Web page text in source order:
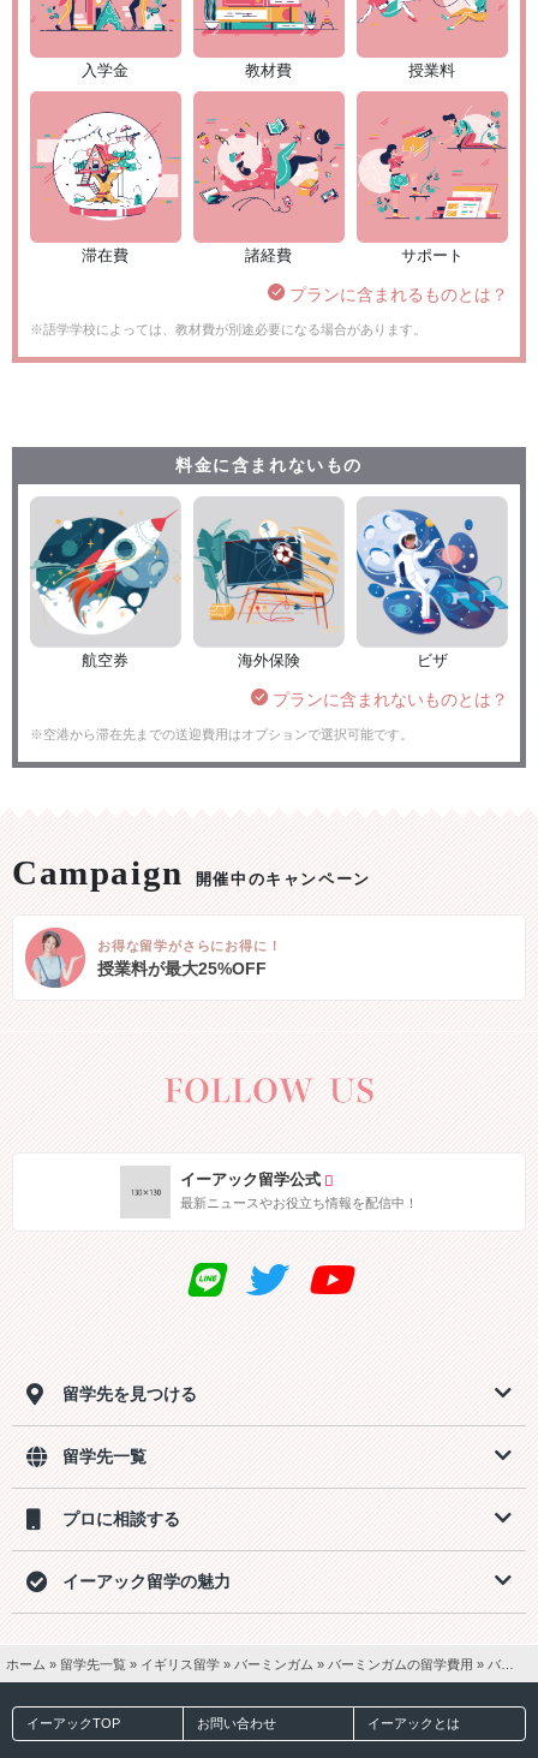
入学金 教材費 授業料
滞在費 諸経費 サポート
プランに含まれるものとは？
※語学学校によっては、教材費が別途必要になる場合があります。
料金に含まれないもの
航空券 海外保険 ビザ
プランに含まれないものとは？
※空港から滞在先までの送迎費用はオプションで選択可能です。
開催中のキャンペーン
お得な留学がさらにお得に！
授業料が最大25%OFF
イーアック留学公式
最新ニュースやお役立ち情報を配信中！
留学先を見つける
留学先一覧
プロに相談する
イーアック留学の魅力
ホーム » 留学先一覧 » イギリス留学 » バーミンガム » バーミンガムの留学費用 » バーミンガム4週間留学【一般英語15ホームステイ2食付き】費用
イーアックTOP お問い合わせ イーアックとは